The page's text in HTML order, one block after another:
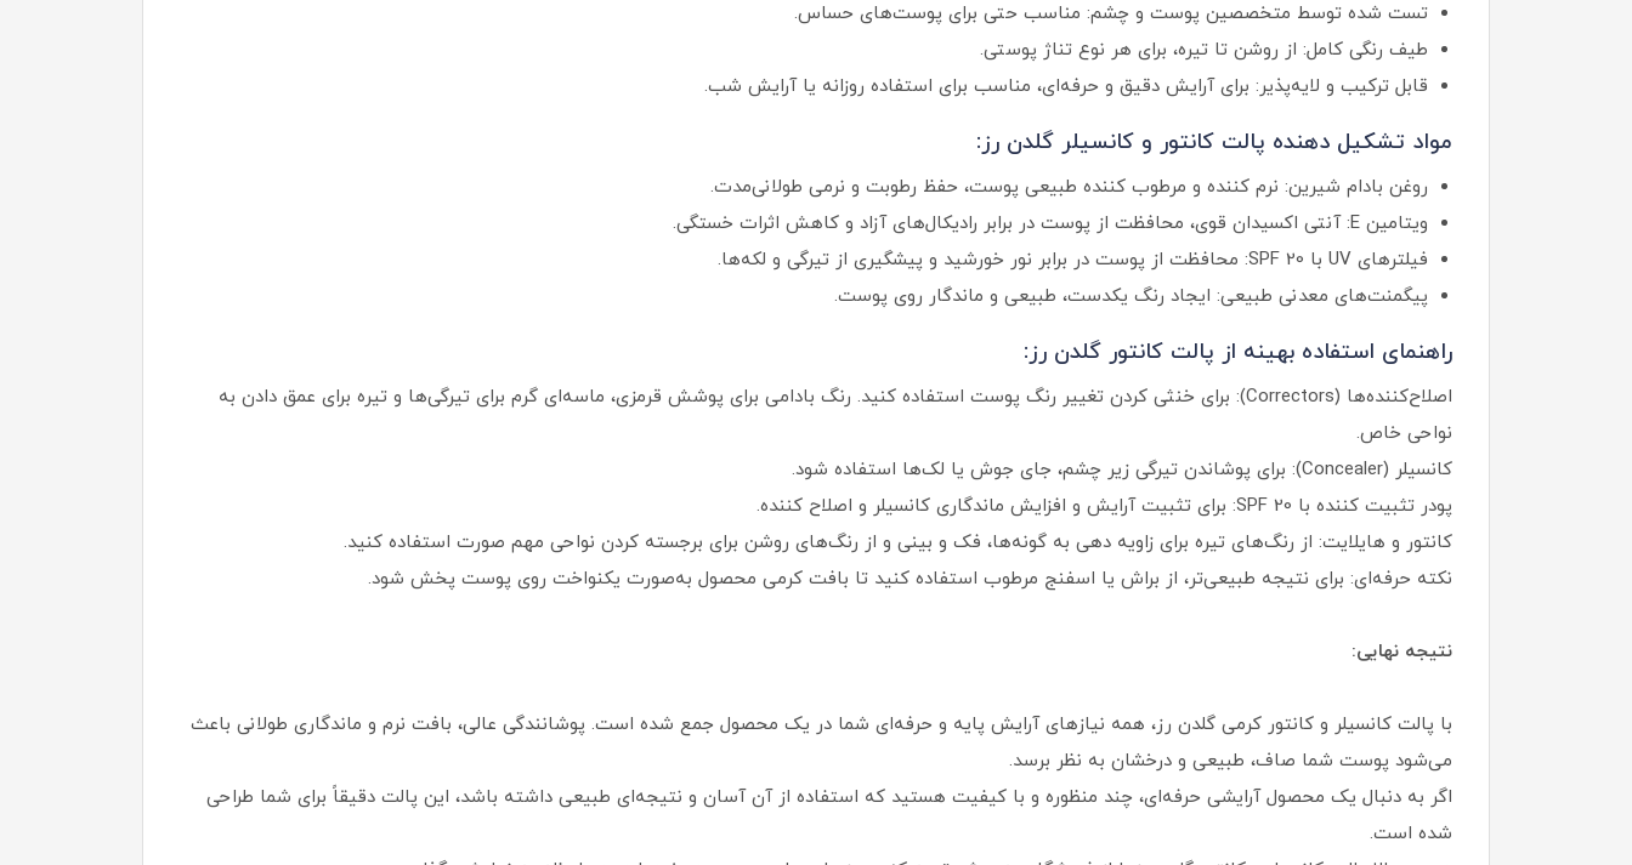
تست‌ شده توسط متخصصین پوست و چشم: مناسب حتی برای پوست‌های حساس.
طیف رنگی کامل: از روشن تا تیره، برای هر نوع تناژ پوستی.
قابل ترکیب و لایه‌پذیر: برای آرایش دقیق و حرفه‌ای، مناسب برای استفاده روزانه یا آرایش شب.
مواد تشکیل دهنده پالت کانتور و کانسیلر گلدن رز:
روغن بادام شیرین: نرم‌ کننده و مرطوب‌ کننده طبیعی پوست، حفظ رطوبت و نرمی طولانی‌مدت.
ویتامین E: آنتی‌ اکسیدان قوی، محافظت از پوست در برابر رادیکال‌های آزاد و کاهش اثرات خستگی.
فیلترهای UV با SPF 20: محافظت از پوست در برابر نور خورشید و پیشگیری از تیرگی و لکه‌ها.
پیگمنت‌های معدنی طبیعی: ایجاد رنگ یکدست، طبیعی و ماندگار روی پوست.
راهنمای استفاده بهینه از پالت کانتور گلدن رز:
اصلاح‌کننده‌ها (Correctors): برای خنثی کردن تغییر رنگ پوست استفاده کنید. رنگ بادامی برای پوشش قرمزی، ماسه‌ای گرم برای تیرگی‌ها و تیره برای عمق دادن به
نواحی خاص.
کانسیلر (Concealer): برای پوشاندن تیرگی زیر چشم، جای جوش یا لک‌ها استفاده شود.
پودر تثبیت‌ کننده با SPF 20: برای تثبیت آرایش و افزایش ماندگاری کانسیلر و اصلاح‌ کننده.
کانتور و هایلایت: از رنگ‌های تیره برای زاویه‌ دهی به گونه‌ها، فک و بینی و از رنگ‌های روشن برای برجسته کردن نواحی مهم صورت استفاده کنید.
نکته حرفه‌ای: برای نتیجه طبیعی‌تر، از براش یا اسفنج مرطوب استفاده کنید تا بافت کرمی محصول به‌صورت یکنواخت روی پوست پخش شود.
نتیجه نهایی:
با پالت کانسیلر و کانتور کرمی گلدن رز، همه نیازهای آرایش پایه و حرفه‌ای شما در یک محصول جمع شده است. پوشانندگی عالی، بافت نرم و ماندگاری طولانی باعث
می‌شود پوست شما صاف، طبیعی و درخشان به نظر برسد.
اگر به دنبال یک محصول آرایشی حرفه‌ای، چند منظوره و با کیفیت هستید که استفاده از آن آسان و نتیجه‌ای طبیعی داشته باشد، این پالت دقیقاً برای شما طراحی
شده است.